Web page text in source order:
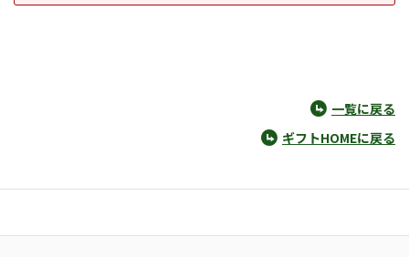
一覧に戻る
ギフトHOMEに戻る